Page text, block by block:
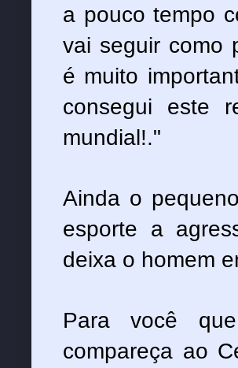
a pouco tempo
vai seguir como
é muito
consegui este
mundial!."
Ainda o
esporte a
deixa o homem
Para você
compareça ao